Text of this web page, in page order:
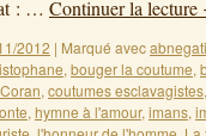
: … Continuer la lecture
2012 | Marqué avec
, bouger la coutume,
Coran, coutumes esclavagistes,
, hymne à l'amour, imans,